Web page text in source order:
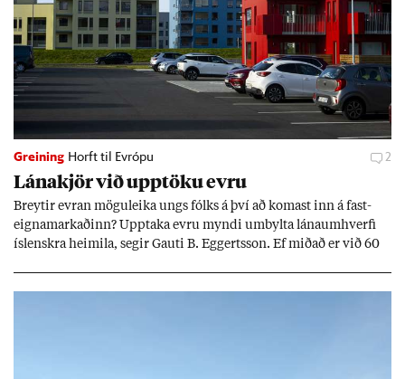
Greining Horft til Evrópu 2
Lána­kjör við upp­töku evru
Breyt­ir evr­an mögu­leika ungs fólks á því að kom­ast inn á fast­
eigna­mark­að­inn? Upp­taka evru myndi um­bylta lánaum­hverfi
ís­lenskra heim­ila, seg­ir Gauti B. Eggerts­son. Ef mið­að er við 60